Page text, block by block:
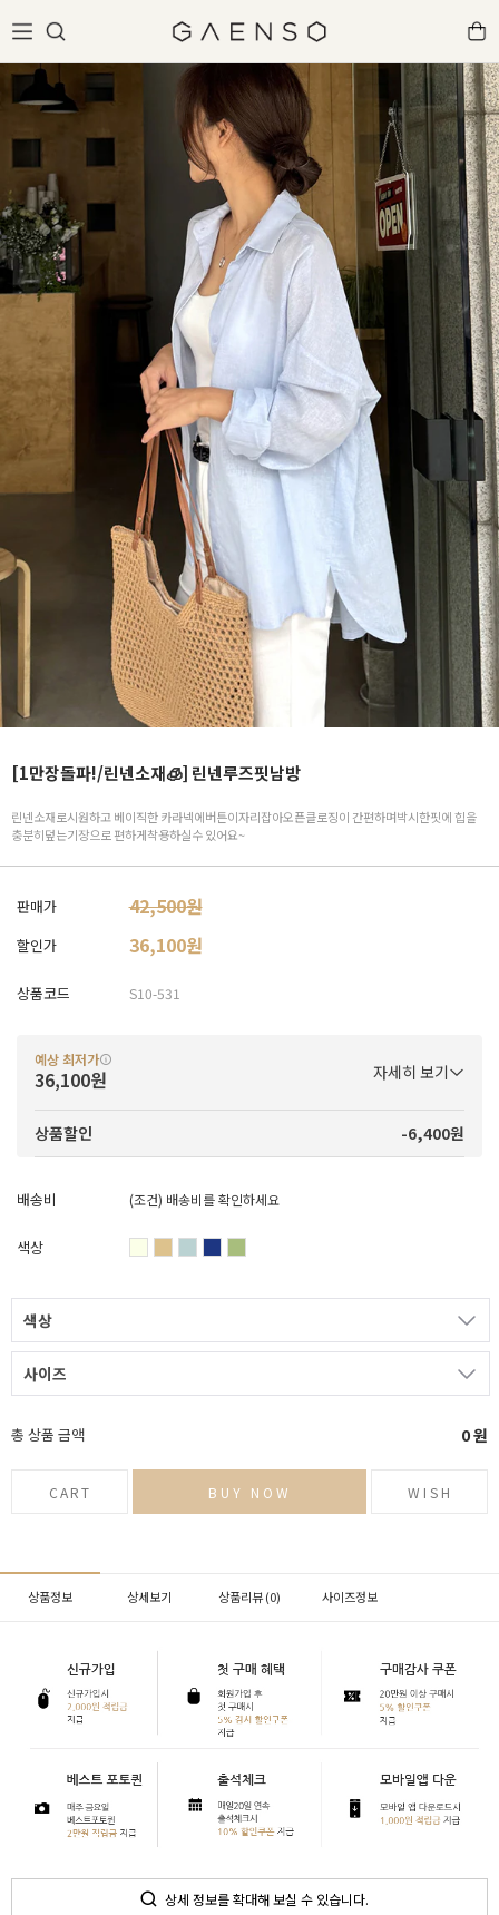
[1만장돌파!/린넨소재🧊] 린넨루즈핏남방
린넨소재로시원하고 베이직한 카라넥에버튼이자리잡아오픈클로징이 간편하며박시한핏에 힙을
충분히덮는기장으로 편하게착용하실수 있어요~
판매가 42,500원
할인가 36,100원
상품코드 S10-531
예상 최저가
36,100원 자세히 보기
상품할인 -6,400원
배송비 (조건) 배송비를 확인하세요
색상
색상
사이즈
총 상품 금액 0원
CART BUY NOW WISH
상품정보 상세보기 상품리뷰 (0) 사이즈정보
상세 정보를 확대해 보실 수 있습니다.